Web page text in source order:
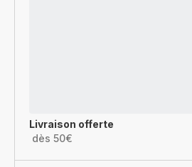
Livraison offerte
dès 50€